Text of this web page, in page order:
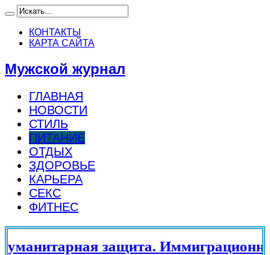
КОНТАКТЫ
КАРТА САЙТА
Мужской журнал
ГЛАВНАЯ
НОВОСТИ
СТИЛЬ
ПИТАНИЕ
ОТДЫХ
ЗДОРОВЬЕ
КАРЬЕРА
СЕКС
ФИТНЕС
защита. Иммиграционный